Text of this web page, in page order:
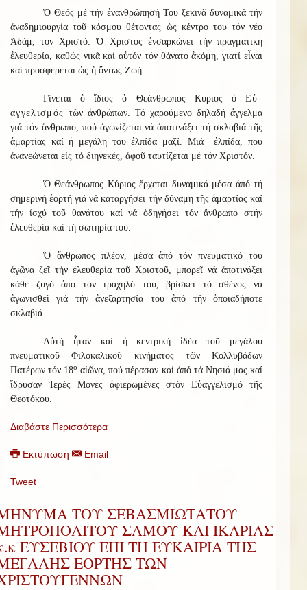
Ὁ Θεός μέ τήν ἐνανθρώπησή Του ξεκινᾶ δυναμικά τήν
ἀναδημιουργία τοῦ κόσμου θέτοντας ὡς κέντρο του τόν νέο
Ἀδάμ, τόν Χριστό. Ὁ Χριστός ἐνσαρκώνει τήν πραγματική
ἐλευθερία, καθώς νικᾶ καί αὐτόν τόν θάνατο ἀκόμη, γιατί εἶναι
καί προσφέρεται ὡς ἡ ὄντως Ζωή.
Γίνεται ὁ ἴδιος ὁ Θεάνθρωπος Κύριος ὁ Εὐ-
αγγελισμός τῶν ἀνθρώπων. Τό χαρούμενο δηλαδή ἄγγελμα
γιά τόν ἄνθρωπο, πού ἀγωνίζεται νά ἀποτινάξει τή σκλαβιά τῆς
ἁμαρτίας καί ἡ μεγάλη του ἐλπίδα μαζί. Μιά ἐλπίδα, που
ἀνανεώνεται εἰς τό διηνεκές, ἀφοῦ ταυτίζεται μέ τόν Χριστόν.
Ὁ Θεάνθρωπος Κύριος ἔρχεται δυναμικά μέσα ἀπό τή
σημερινή ἑορτή γιά νά καταργήσει τήν δύναμη τῆς ἁμαρτίας καί
τήν ἰσχύ τοῦ θανάτου καί νά ὁδηγήσει τόν ἄνθρωπο στήν
ἐλευθερία καί τή σωτηρία του.
Ὁ ἄνθρωπος πλέον, μέσα ἀπό τόν πνευματικό του
ἀγῶνα ζεῖ τήν ἐλευθερία τοῦ Χριστοῦ, μπορεῖ νά ἀποτινάξει
κάθε ζυγό ἀπό τον τράχηλό του, βρίσκει τό σθένος νά
ἀγωνισθεῖ γιά τήν ἀνεξαρτησία του ἀπό τήν ὁποιαδήποτε
σκλαβιά.
Αὐτή ἦταν καί ἡ κεντρική ἰδέα τοῦ μεγάλου
πνευματικοῦ Φιλοκαλικοῦ κινήματος τῶν Κολλυβάδων
Πατέρων τόν 18ο αἰῶνα, πού πέρασαν καί ἀπό τά Νησιά μας καί
ἵδρυσαν Ἱερές Μονές ἀφιερωμένες στόν Εὐαγγελισμό τῆς
Θεοτόκου.
Διαβάστε Περισσότερα
Εκτύπωση Email
Tweet
ΤΟΥ ΣΕΒΑΣΜΙΩΤΑΤΟΥ
ΣΑΜΟΥ ΚΑΙ ΙΚΑΡΙΑΣ
ΕΥΣΕΒΙΟΥ ΕΠΙ ΤΗ ΕΥΚΑΙΡΙΑ ΤΗΣ
ΕΟΡΤΗΣ ΤΩΝ